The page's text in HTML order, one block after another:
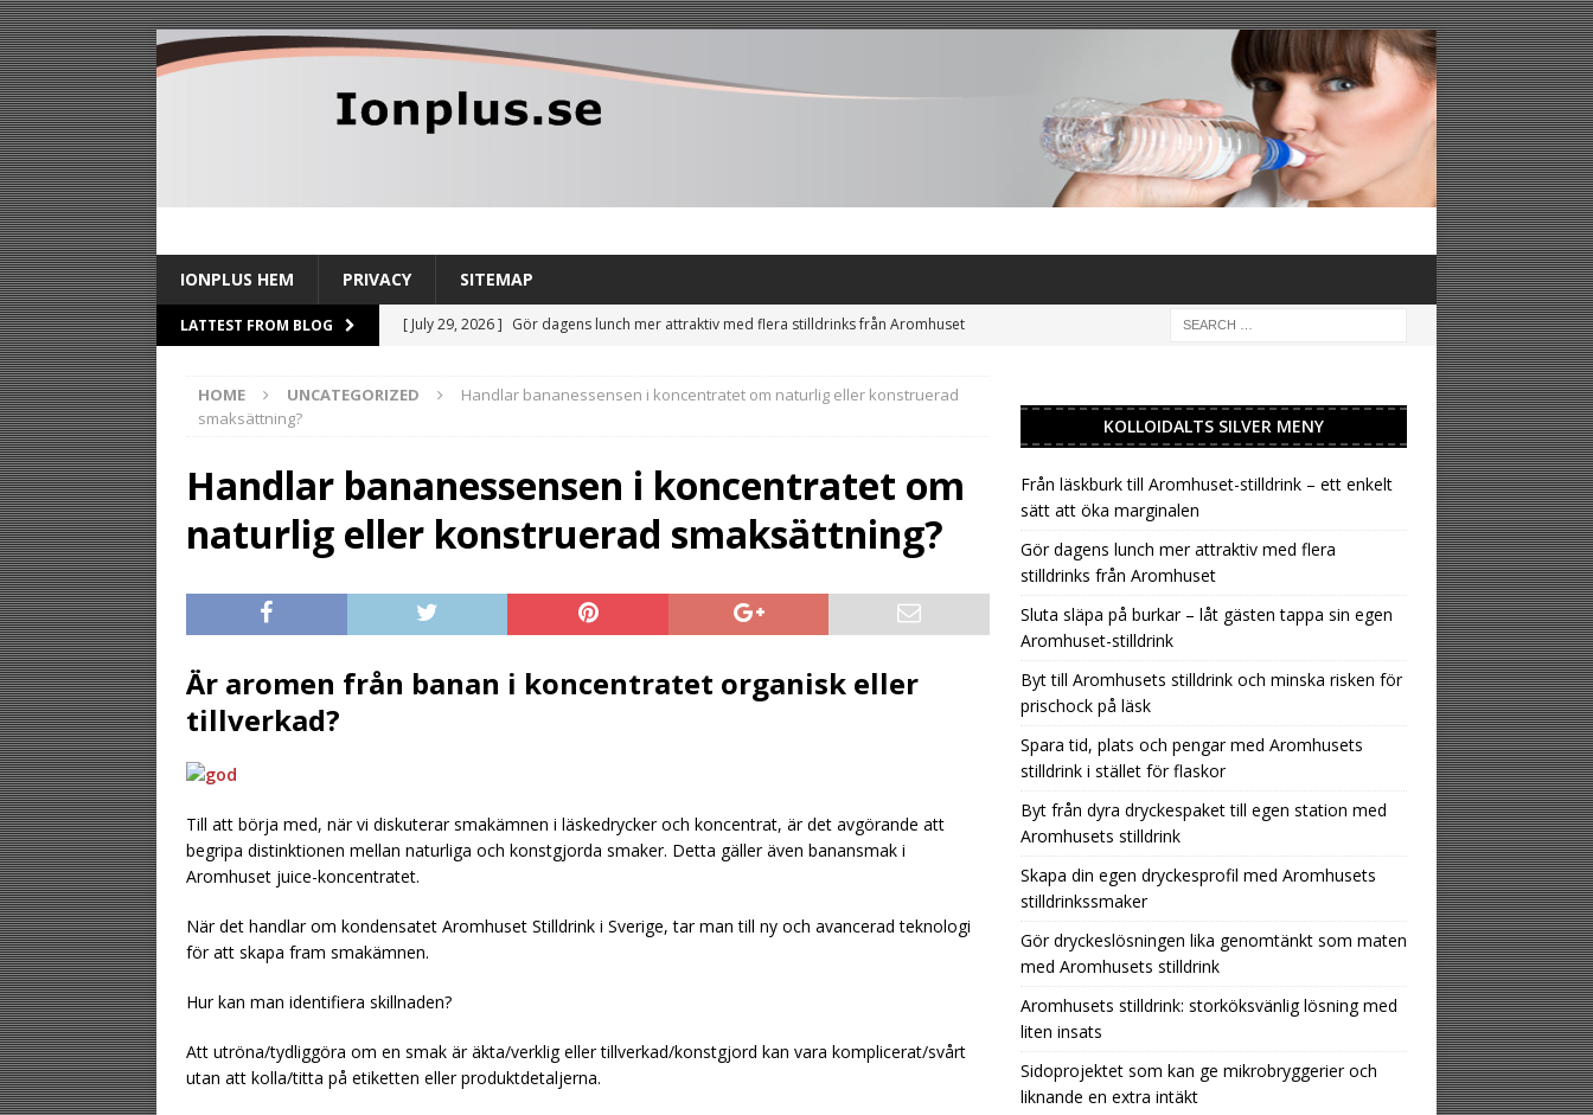
IONPLUS HEM PRIVACY SITEMAP
LATTEST FROM BLOG [ July 29, 2026 ] Gör dagens lunch mer attraktiv med flera stilldrinks från Aromhuset
[ July 27, 2026 ] Sluta släpa på burkar – låt gästen tappa sin egen Aromhuset-
[ July 24, 2026 ] Byt till Aromhusets stilldrink och minska risken för prischock på läsk
TIPS
flaskor
marginalen
HOME UNCATEGORIZED
Handlar bananessensen i koncentratet om naturlig eller konstruerad
smaksättning?
Handlar bananessensen i koncentratet om
naturlig eller konstruerad smaksättning?
Är aromen från banan i koncentratet organisk eller
tillverkad?
Till att börja med, när vi diskuterar smakämnen i läskedrycker och koncentrat, är det avgörande att
begripa distinktionen mellan naturliga och konstgjorda smaker. Detta gäller även banansmak i
Aromhuset juice-koncentratet.
När det handlar om kondensatet Aromhuset Stilldrink i Sverige, tar man till ny och avancerad teknologi
för att skapa fram smakämnen.
Hur kan man identifiera skillnaden?
Att utröna/tydliggöra om en smak är äkta/verklig eller tillverkad/konstgjord kan vara komplicerat/svårt
utan att kolla/titta på etiketten eller produktdetaljerna.
KOLLOIDALTS SILVER MENY
Från läskburk till Aromhuset-stilldrink – ett enkelt
sätt att öka marginalen
Gör dagens lunch mer attraktiv med flera
stilldrinks från Aromhuset
Sluta släpa på burkar – låt gästen tappa sin egen
Aromhuset-stilldrink
Byt till Aromhusets stilldrink och minska risken för
prischock på läsk
Spara tid, plats och pengar med Aromhusets
stilldrink i stället för flaskor
Byt från dyra dryckespaket till egen station med
Aromhusets stilldrink
Skapa din egen dryckesprofil med Aromhusets
stilldrinkssmaker
Gör dryckeslösningen lika genomtänkt som maten
med Aromhusets stilldrink
Aromhusets stilldrink: storköksvänlig lösning med
liten insats
Sidoprojektet som kan ge mikrobryggerier och
liknande en extra intäkt